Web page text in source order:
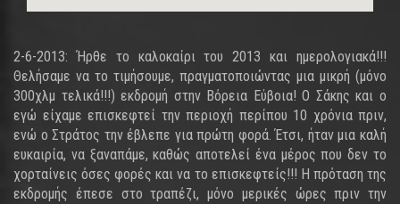
2-6-2013: Ήρθε το καλοκαίρι του 2013 και ημερολογιακά!!!
Θελήσαμε να το τιμήσουμε, πραγματοποιώντας μια μικρή (μόνο
300χλμ τελικά!!!) εκδρομή στην Βόρεια Εύβοια! Ο Σάκης και ο
εγώ είχαμε επισκεφτεί την περιοχή περίπου 10 χρόνια πριν,
ενώ ο Στράτος την έβλεπε για πρώτη φορά. Έτσι, ήταν μια καλή
ευκαιρία, να ξαναπάμε, καθώς αποτελεί ένα μέρος που δεν το
χορταίνεις όσες φορές και να το επισκεφτείς!!! Η πρόταση της
εκδρομής έπεσε στο τραπέζι, μόνο μερικές ώρες πριν την